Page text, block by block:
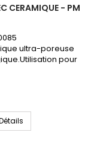
CERAMIQUE - PM
ultra-poreuse
pour